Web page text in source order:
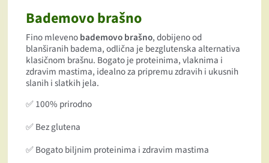
Bademovo brašno
Fino mlevenobademovo brašno, dobijeno od
blanširanih badema, odlična je bezglutenska alternativa
klasičnom brašnu. Bogato je proteinima, vlaknima i
zdravim mastima, idealno za pripremu zdravih i ukusnih
slanih i slatkih jela.
✅ 100% prirodno
✅ Bez glutena
✅ Bogato biljnim proteinima i zdravim mastima